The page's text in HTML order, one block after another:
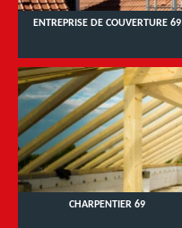
ENTREPRISE DE COUVERTURE 69
CHARPENTIER 69